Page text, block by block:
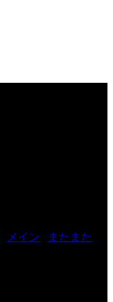
メイン
またまた